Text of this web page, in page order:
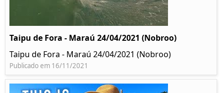
Taipu de Fora - Maraú 24/04/2021 (Nobroo)
Taipu de Fora - Maraú 24/04/2021 (Nobroo)
Publicado em 16/11/2021